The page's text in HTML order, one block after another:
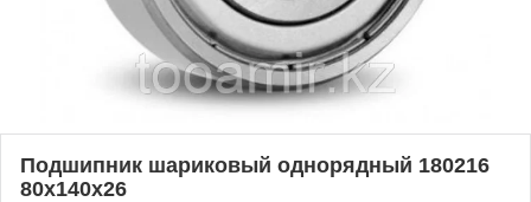
Подшипник шариковый однорядный 180216
80x140x26